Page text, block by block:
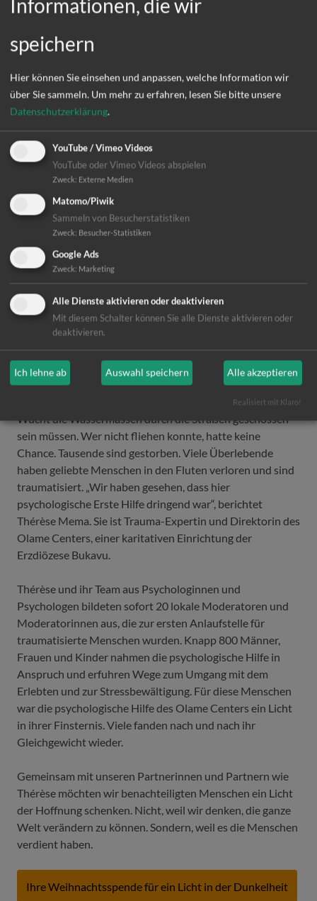
#Hoffnungsmensch
Thérèse Mema
Psychologische Betreuung von
Überlebenden der
Flutkatastrophe
Kongo. Die Region wurde
dieses Jahr von schweren
Häuser standen,
versperren meterhohe
Steine den Weg. Man kann nur erahnen, mit welcher
Wucht die Wassermassen durch die Straßen geschossen
sein müssen. Wer nicht fliehen konnte, hatte keine
Chance. Tausende sind gestorben. Viele Überlebende
haben geliebte Menschen in den Fluten verloren und sind
traumatisiert. „Wir haben gesehen, dass hier
psychologische Erste Hilfe dringend war“, berichtet
Thérèse Mema. Sie ist Trauma-Expertin und Direktorin des
Olame Centers, einer karitativen Einrichtung der
Erzdiözese Bukavu.
Thérèse und ihr Team aus Psychologinnen und
Psychologen bildeten sofort 20 lokale Moderatoren und
Moderatorinnen aus, die zur ersten Anlaufstelle für
traumatisierte Menschen wurden. Knapp 800 Männer,
Frauen und Kinder nahmen die psychologische Hilfe in
Anspruch und erfuhren Wege zum Umgang mit dem
Erlebten und zur Stressbewältigung. Für diese Menschen
war die psychologische Hilfe des Olame Centers ein Licht
in ihrer Finsternis. Viele fanden nach und nach ihr
Gleichgewicht wieder.
Gemeinsam mit unseren Partnerinnen und Partnern wie
Thérèse möchten wir benachteiligten Menschen ein Licht
der Hoffnung schenken. Nicht, weil wir denken, die ganze
Welt verändern zu können. Sondern, weil es die Menschen
verdient haben.
Ihre Weihnachtsspende für ein Licht in der Dunkelheit
Informationen, die wir
speichern
Hier können Sie einsehen und anpassen, welche Information wir
über Sie sammeln. Um mehr zu erfahren, lesen Sie bitte unsere
Datenschutzerklärung.
YouTube / Vimeo Videos
YouTube oder Vimeo Videos abspielen
Zweck: Externe Medien
Matomo/Piwik
Sammeln von Besucherstatistiken
Zweck: Besucher-Statistiken
Google Ads
Zweck: Marketing
Alle Dienste aktivieren oder deaktivieren
Mit diesem Schalter können Sie alle Dienste aktivieren oder
deaktivieren.
Ich lehne ab Auswahl speichern Alle akzeptieren
Realisiert mit Klaro!